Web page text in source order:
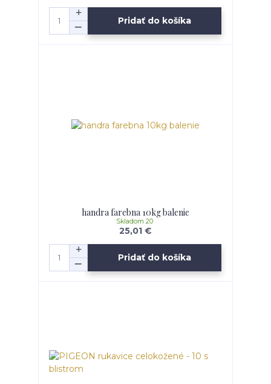
Pridať do košíka
handra farebna 10kg balenie
25,01 €
Skladom 20
Pridať do košíka